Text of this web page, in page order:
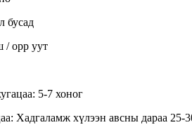
бусад
/ opp уут
5-7 хоног
Хадгаламж хүлээн авсны дараа 25-